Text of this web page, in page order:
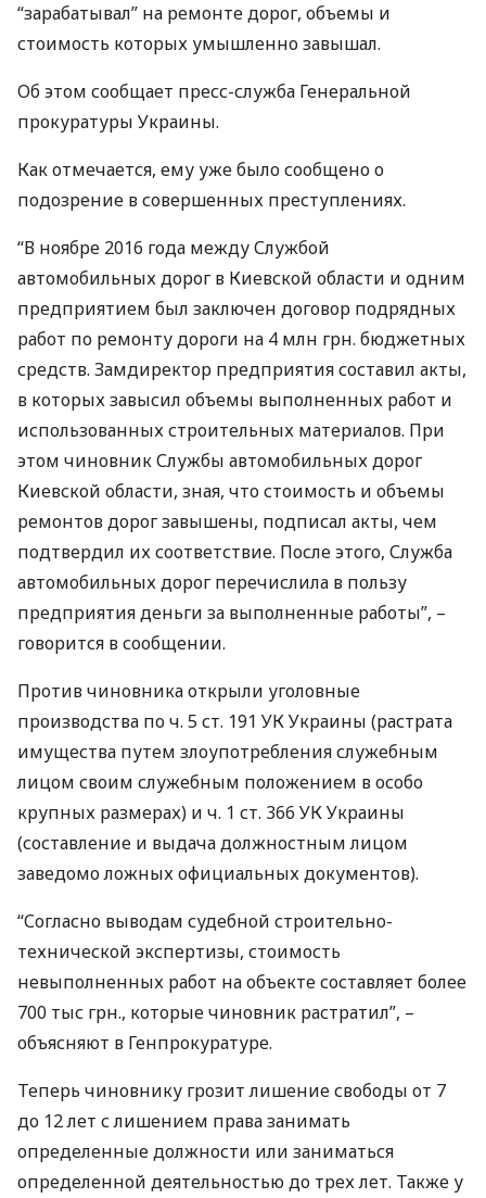
“зарабатывал” на ремонте дорог, объемы и
стоимость которых умышленно завышал.
Об этом сообщает пресс-служба Генеральной
прокуратуры Украины.
Как отмечается, ему уже было сообщено о
подозрение в совершенных преступлениях.
“В ноябре 2016 года между Службой
автомобильных дорог в Киевской области и одним
предприятием был заключен договор подрядных
работ по ремонту дороги на 4 млн грн. бюджетных
средств. Замдиректор предприятия составил акты,
в которых завысил объемы выполненных работ и
использованных строительных материалов. При
этом чиновник Службы автомобильных дорог
Киевской области, зная, что стоимость и объемы
ремонтов дорог завышены, подписал акты, чем
подтвердил их соответствие. После этого, Служба
автомобильных дорог перечислила в пользу
предприятия деньги за выполненные работы”, –
говорится в сообщении.
Против чиновника открыли уголовные
производства по ч. 5 ст. 191 УК Украины (растрата
имущества путем злоупотребления служебным
лицом своим служебным положением в особо
крупных размерах) и ч. 1 ст. 366 УК Украины
(составление и выдача должностным лицом
заведомо ложных официальных документов).
“Согласно выводам судебной строительно-
технической экспертизы, стоимость
невыполненных работ на объекте составляет более
700 тыс грн., которые чиновник растратил”, –
объясняют в Генпрокуратуре.
Теперь чиновнику грозит лишение свободы от 7
до 12 лет с лишением права занимать
определенные должности или заниматься
определенной деятельностью до трех лет. Также у